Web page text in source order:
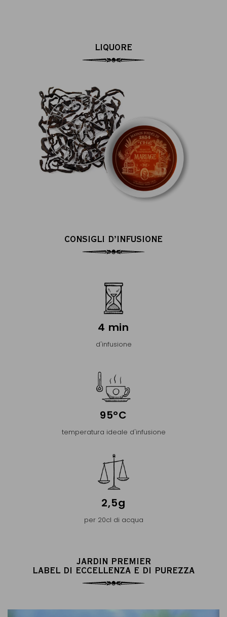
LIQUORE
CONSIGLI D’INFUSIONE
4 min
d'infusione
95°C
temperatura ideale d'infusione
2,5g
per 20cl di acqua
JARDIN PREMIER
LABEL DI ECCELLENZA E DI PUREZZA